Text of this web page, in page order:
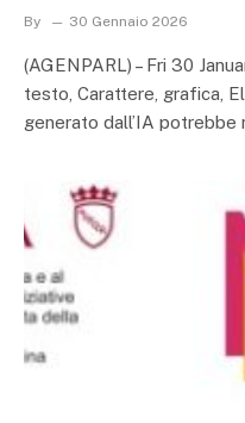
By 30 Gennaio 2026
(AGENPARL) – Fri 30
testo, Carattere, grafica,
generato dall’IA potrebbe